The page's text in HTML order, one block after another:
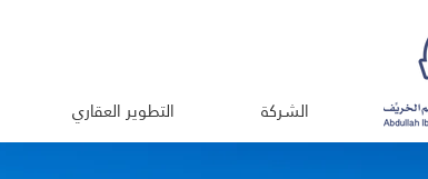
التطوير العقاري الشركة